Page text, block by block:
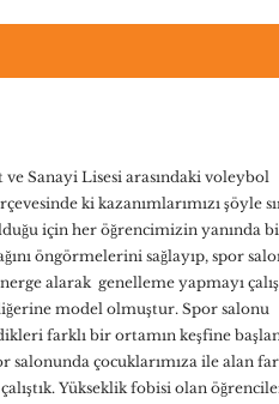
Sanayi Lisesi arasındaki voleybol
ki kazanımlarımızı şöyle
için her öğrencimizin yanında
öngörmelerini sağlayıp, spor
alarak genelleme yapmayı
model olmuştur. Spor salonu
farklı bir ortamın keşfine
çocuklarımıza ile alan
Yükseklik fobisi olan